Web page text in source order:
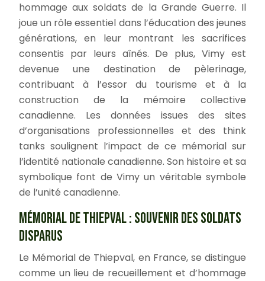
hommage aux soldats de la Grande Guerre. Il
joue un rôle essentiel dans l’éducation des jeunes
générations, en leur montrant les sacrifices
consentis par leurs aînés. De plus, Vimy est
devenue une destination de pèlerinage,
contribuant à l’essor du tourisme et à la
construction de la mémoire collective
canadienne. Les données issues des sites
d’organisations professionnelles et des think
tanks soulignent l’impact de ce mémorial sur
l’identité nationale canadienne. Son histoire et sa
symbolique font de Vimy un véritable symbole
de l’unité canadienne.
MÉMORIAL DE THIEPVAL : SOUVENIR DES SOLDATS
DISPARUS
Le Mémorial de Thiepval, en France, se distingue
comme un lieu de recueillement et d’hommage